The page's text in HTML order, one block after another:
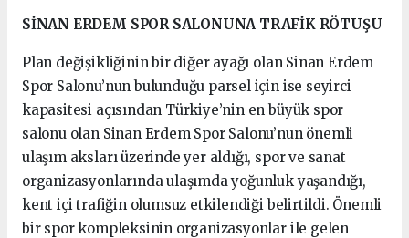
SİNAN ERDEM SPOR SALONUNA TRAFİK RÖTUŞU
Plan değişikliğinin bir diğer ayağı olan Sinan Erdem
Spor Salonu’nun bulunduğu parsel için ise seyirci
kapasitesi açısından Türkiye’nin en büyük spor
salonu olan Sinan Erdem Spor Salonu’nun önemli
ulaşım aksları üzerinde yer aldığı, spor ve sanat
organizasyonlarında ulaşımda yoğunluk yaşandığı,
kent içi trafiğin olumsuz etkilendiği belirtildi. Önemli
bir spor kompleksinin organizasyonlar ile gelen